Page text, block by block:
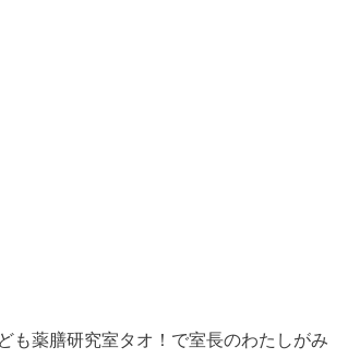
も薬膳研究室タオ！で室長のわたしがみ